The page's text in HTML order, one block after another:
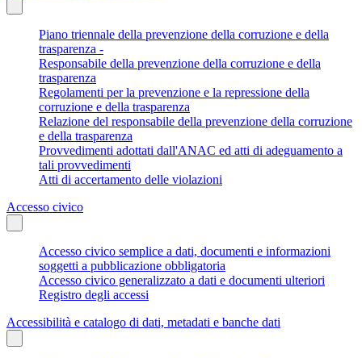
Piano triennale della prevenzione della corruzione e della
trasparenza -
Responsabile della prevenzione della corruzione e della
trasparenza
Regolamenti per la prevenzione e la repressione della
corruzione e della trasparenza
Relazione del responsabile della prevenzione della corruzione
e della trasparenza
Provvedimenti adottati dall'ANAC ed atti di adeguamento a
tali provvedimenti
Atti di accertamento delle violazioni
Accesso civico
Accesso civico semplice a dati, documenti e informazioni
soggetti a pubblicazione obbligatoria
Accesso civico generalizzato a dati e documenti ulteriori
Registro degli accessi
Accessibilità e catalogo di dati, metadati e banche dati